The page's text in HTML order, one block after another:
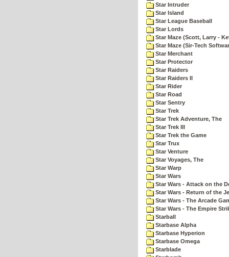
Star Intruder
Star Island
Star League Baseball
Star Lords
Star Maze (Scott, Larry -
Star Maze (Sir-Tech
Star Merchant
Star Protector
Star Raiders
Star Raiders II
Star Rider
Star Road
Star Sentry
Star Trek
Star Trek Adventure, The
Star Trek III
Star Trek the Game
Star Trux
Star Venture
Star Voyages, The
Star Warp
Star Wars
Star Wars - Attack on the
Star Wars - Return of the
Star Wars - The Arcade
Star Wars - The Empire
Starball
Starbase Alpha
Starbase Hyperion
Starbase Omega
Starblade